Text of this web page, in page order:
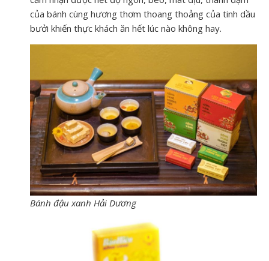
của bánh cùng hương thơm thoang thoảng của tinh dầu
bưởi khiến thực khách ăn hết lúc nào không hay.
Bánh đậu xanh Hải Dương